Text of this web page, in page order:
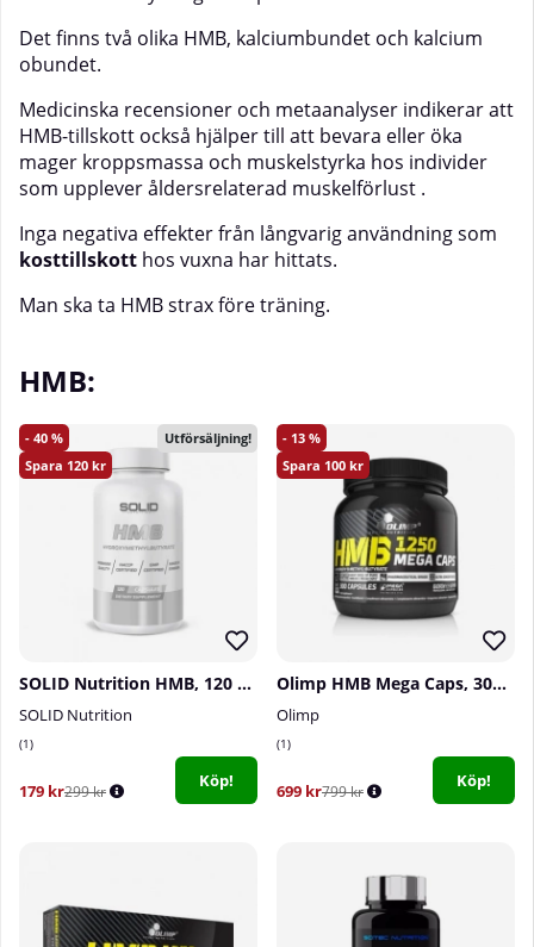
Det finns två olika HMB, kalciumbundet och kalcium
obundet.
Medicinska recensioner och metaanalyser indikerar att
HMB-tillskott också hjälper till att bevara eller öka
mager kroppsmassa och muskelstyrka hos individer
som upplever åldersrelaterad muskelförlust .
Inga negativa effekter från långvarig användning som
kosttillskott hos vuxna har hittats.
Man ska ta HMB strax före träning.
HMB:
40
120
Utförsäljning!
SOLID Nutrition HMB, 120 caps
SOLID Nutrition
1
179 kr299 kr
Köp!
13
100
Olimp HMB Mega Caps, 300 Caps
Olimp
1
699 kr799 kr
Köp!